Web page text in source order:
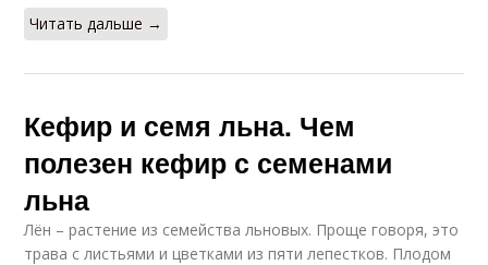
Читать дальше →
Кефир и семя льна. Чем
полезен кефир с семенами
льна
Лён – растение из семейства льновых. Проще говоря, это
трава с листьями и цветками из пяти лепестков. Плодом